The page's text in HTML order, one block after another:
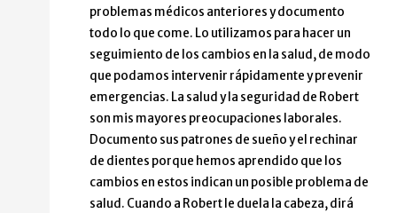
problemas médicos anteriores y documento
todo lo que come. Lo utilizamos para hacer un
seguimiento de los cambios en la salud, de modo
que podamos intervenir rápidamente y prevenir
emergencias. La salud y la seguridad de Robert
son mis mayores preocupaciones laborales.
Documento sus patrones de sueño y el rechinar
de dientes porque hemos aprendido que los
cambios en estos indican un posible problema de
salud. Cuando a Robert le duela la cabeza, dirá